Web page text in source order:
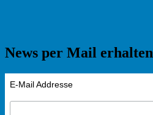
News per Mail erhalten
E-Mail Addresse